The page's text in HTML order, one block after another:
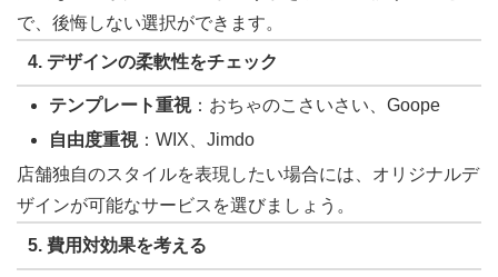
で、後悔しない選択ができます。
4. デザインの柔軟性をチェック
テンプレート重視：おちゃのこさいさい、Goope
自由度重視：WIX、Jimdo
店舗独自のスタイルを表現したい場合には、オリジナルデ
ザインが可能なサービスを選びましょう。
5. 費用対効果を考える